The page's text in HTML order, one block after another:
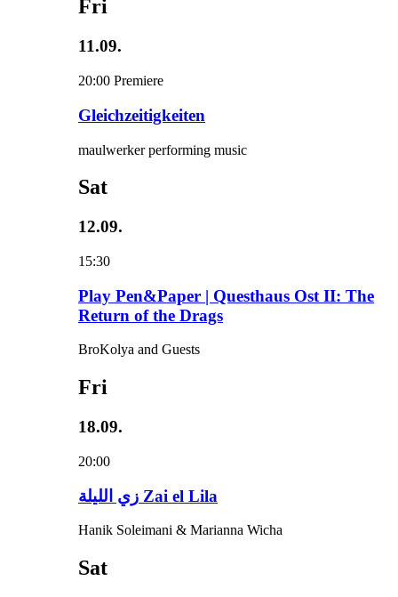
Fri
11.09.
20:00 Premiere
Gleichzeitigkeiten
maulwerker performing music
Sat
12.09.
15:30
Play Pen&Paper | Questhaus Ost II: The
Return of the Drags
BroKolya and Guests
Fri
18.09.
20:00
زي‌ اللیلة Zai el Lila
Hanik Soleimani & Marianna Wicha
Sat